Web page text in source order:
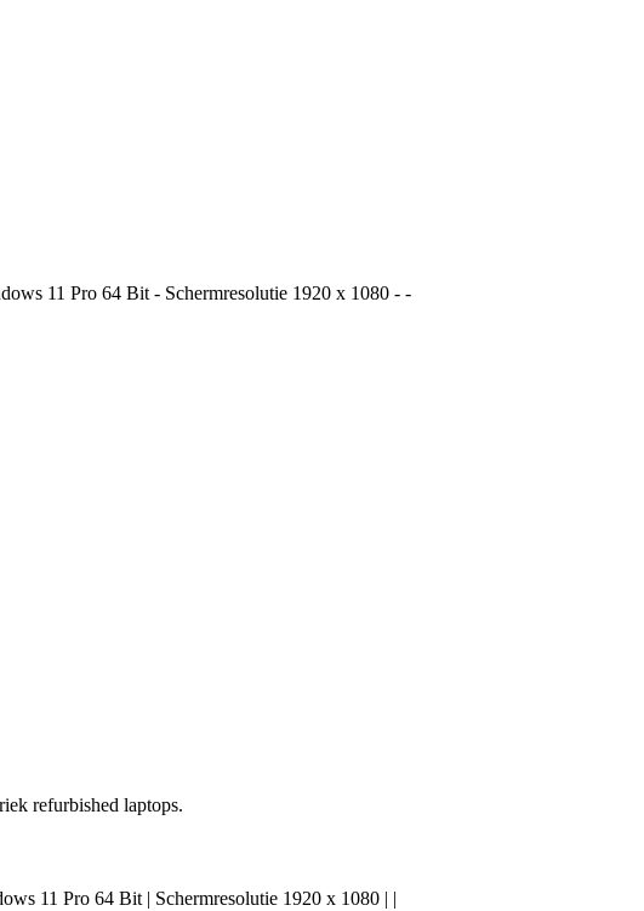
11 Pro 64 Bit - Schermresolutie 1920 x 1080 - -
refurbished laptops.
11 Pro 64 Bit | Schermresolutie 1920 x 1080 | |